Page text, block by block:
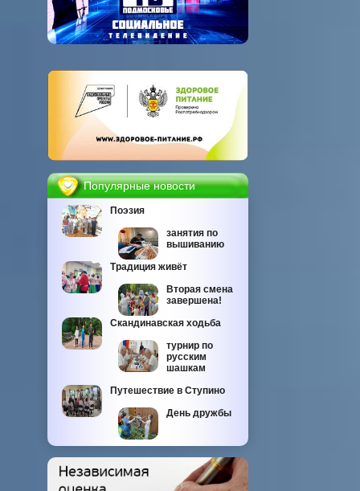
Популярные новости
Поэзия
занятия по
вышиванию
Традиция живёт
Вторая смена
завершена!
Скандинавская ходьба
турнир по
русским
шашкам
Путешествие в Ступино
День дружбы